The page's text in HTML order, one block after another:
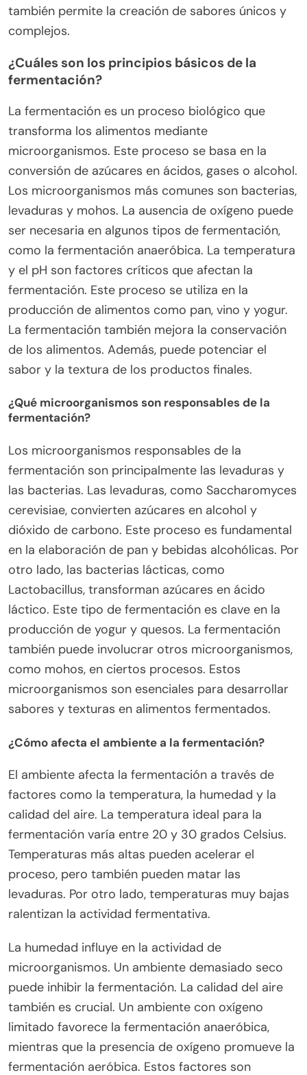
también permite la creación de sabores únicos y
complejos.
¿Cuáles son los principios básicos de la
fermentación?
La fermentación es un proceso biológico que
transforma los alimentos mediante
microorganismos. Este proceso se basa en la
conversión de azúcares en ácidos, gases o alcohol.
Los microorganismos más comunes son bacterias,
levaduras y mohos. La ausencia de oxígeno puede
ser necesaria en algunos tipos de fermentación,
como la fermentación anaeróbica. La temperatura
y el pH son factores críticos que afectan la
fermentación. Este proceso se utiliza en la
producción de alimentos como pan, vino y yogur.
La fermentación también mejora la conservación
de los alimentos. Además, puede potenciar el
sabor y la textura de los productos finales.
¿Qué microorganismos son responsables de la
fermentación?
Los microorganismos responsables de la
fermentación son principalmente las levaduras y
las bacterias. Las levaduras, como Saccharomyces
cerevisiae, convierten azúcares en alcohol y
dióxido de carbono. Este proceso es fundamental
en la elaboración de pan y bebidas alcohólicas. Por
otro lado, las bacterias lácticas, como
Lactobacillus, transforman azúcares en ácido
láctico. Este tipo de fermentación es clave en la
producción de yogur y quesos. La fermentación
también puede involucrar otros microorganismos,
como mohos, en ciertos procesos. Estos
microorganismos son esenciales para desarrollar
sabores y texturas en alimentos fermentados.
¿Cómo afecta el ambiente a la fermentación?
El ambiente afecta la fermentación a través de
factores como la temperatura, la humedad y la
calidad del aire. La temperatura ideal para la
fermentación varía entre 20 y 30 grados Celsius.
Temperaturas más altas pueden acelerar el
proceso, pero también pueden matar las
levaduras. Por otro lado, temperaturas muy bajas
ralentizan la actividad fermentativa.
La humedad influye en la actividad de
microorganismos. Un ambiente demasiado seco
puede inhibir la fermentación. La calidad del aire
también es crucial. Un ambiente con oxígeno
limitado favorece la fermentación anaeróbica,
mientras que la presencia de oxígeno promueve la
fermentación aeróbica. Estos factores son